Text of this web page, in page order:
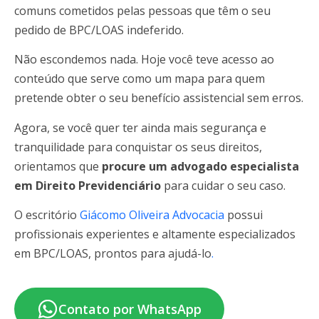
comuns cometidos pelas pessoas que têm o seu
pedido de BPC/LOAS indeferido.
Não escondemos nada. Hoje você teve acesso ao
conteúdo que serve como um mapa para quem
pretende obter o seu benefício assistencial sem erros.
Agora, se você quer ter ainda mais segurança e
tranquilidade para conquistar os seus direitos,
orientamos que procure um advogado especialista
em Direito Previdenciário para cuidar o seu caso.
O escritório Giácomo Oliveira Advocacia possui
profissionais experientes e altamente especializados
em BPC/LOAS, prontos para ajudá-lo.
Contato por WhatsApp